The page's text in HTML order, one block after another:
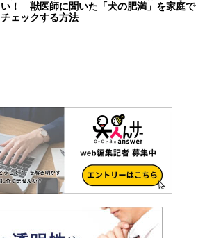
い！ 獣医師に聞いた「犬の肥満」を家庭で
チェックする方法